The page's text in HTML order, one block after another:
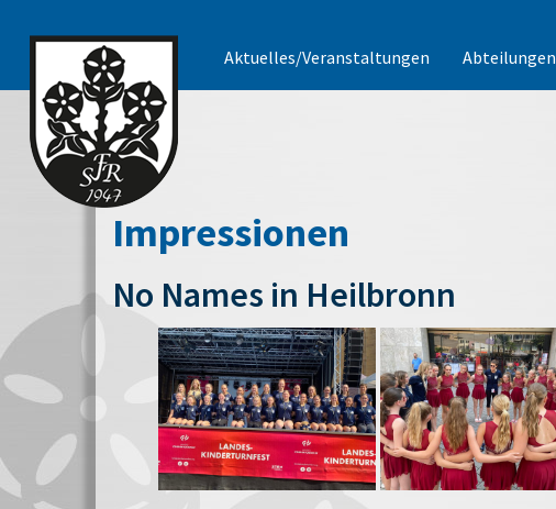
Aktuelles/Veranstaltungen Abteilungen
Impressionen
No Names in Heilbronn